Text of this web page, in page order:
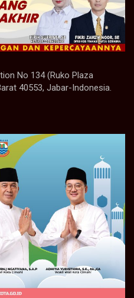
No 134 (Ruko Plaza
40553, Jabar-Indonesia.